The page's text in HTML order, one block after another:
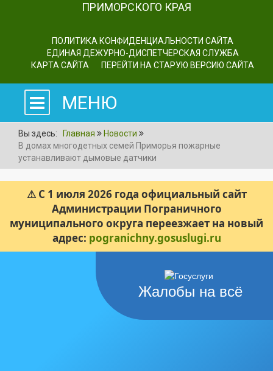
ПРИМОРСКОГО КРАЯ
ПОЛИТИКА КОНФИДЕНЦИАЛЬНОСТИ САЙТА
ЕДИНАЯ ДЕЖУРНО-ДИСПЕТЧЕРСКАЯ СЛУЖБА
КАРТА САЙТА
ПЕРЕЙТИ НА СТАРУЮ ВЕРСИЮ САЙТА
МЕНЮ
Вы здесь: Главная
Новости
В домах многодетных семей Приморья пожарные
устанавливают дымовые датчики
⚠ С 1 июля 2026 года официальный сайт
Администрации Пограничного
муниципального округа переезжает на новый
адрес: pogranichny.gosuslugi.ru
Жалобы на всё